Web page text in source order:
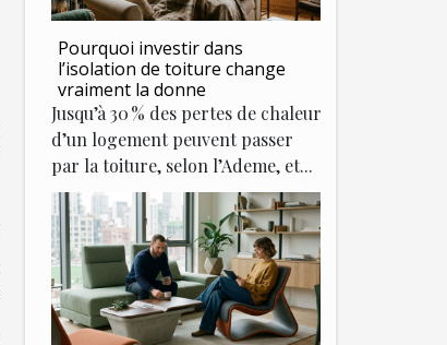
Pourquoi investir dans
l’isolation de toiture change
vraiment la donne
Jusqu’à 30 % des pertes de chaleur
d’un logement peuvent passer
par la toiture, selon l’Ademe, et...